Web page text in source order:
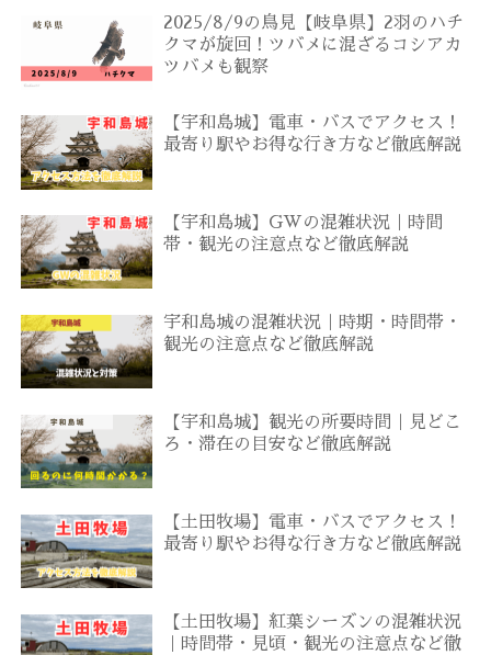
2025/8/9の鳥見【岐阜県】2羽のハチ
クマが旋回！ツバメに混ざるコシアカ
ツバメも観察
【宇和島城】電車・バスでアクセス！
最寄り駅やお得な行き方など徹底解説
【宇和島城】GWの混雑状況｜時間
帯・観光の注意点など徹底解説
宇和島城の混雑状況｜時期・時間帯・
観光の注意点など徹底解説
【宇和島城】観光の所要時間｜見どこ
ろ・滞在の目安など徹底解説
【土田牧場】電車・バスでアクセス！
最寄り駅やお得な行き方など徹底解説
【土田牧場】紅葉シーズンの混雑状況
｜時間帯・見頃・観光の注意点など徹